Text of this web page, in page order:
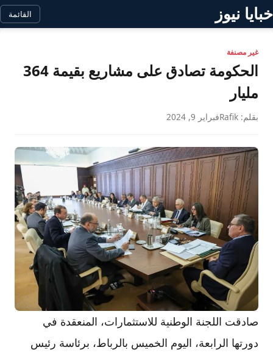
خبايا نيوز القائمة
غير مصنفة
الحكومة تصادق على مشاريع بقيمة 364
مليار
بقلم: Rafik فبراير 9, 2024
صادقت اللجنة الوطنية للاستثمارات، المنعقدة في
دورتها الرابعة، اليوم الخميس بالرباط، برئاسة رئيس